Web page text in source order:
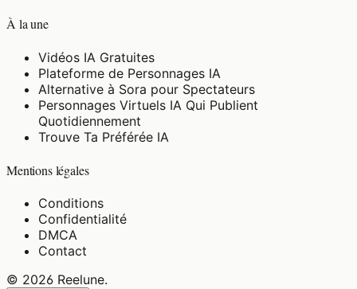
À la une
Vidéos IA Gratuites
Plateforme de Personnages IA
Alternative à Sora pour Spectateurs
Personnages Virtuels IA Qui Publient
Quotidiennement
Trouve Ta Préférée IA
Mentions légales
Conditions
Confidentialité
DMCA
Contact
© 2026 Reelune.